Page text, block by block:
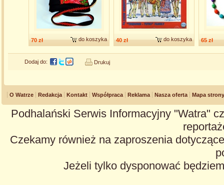
70 zł do koszyka 40 zł do koszyka 65 zł
Dodaj do: Drukuj
O Watrze Redakcja Kontakt Współpraca Reklama Nasza oferta Mapa strony
Podhalański Serwis Informacyjny "Watra"
Czekamy również na zaproszenia
Jeżeli tylko dysponować